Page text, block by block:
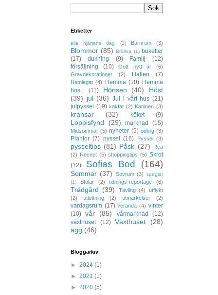
Etiketter
alla hjärtans dag (1) Barnrum (3)
Blommor (85) Bröllop (1) buketter
(17)
dukning (9) Familj
(12)
försäljning
(10) Gott nytt år
(6)
Gravdekorationer
(2) Hallen (7)
Hemlagat (4) Hemma (10) Hemma
hos...
(11) Hönsen (40)
Höst
(39) jul (36) Jul i vårt hus (21)
julpyssel
(19) kakfat (2) Kaninen (3)
kransar (32) köket (9)
Loppisfynd (29) marknad (15)
Midsommar (5) nyheter (9) odling (3)
Plantor (7) pyssel (16) Pyssel (3)
pysseltips (81) Påsk (27)
Rea
(2) Recept (5) shoppingtips (5) Skrot
(12)
Sofias Bod (164)
Sommar (37) Sovrum (3)
speglar
(1)
Stolar (2) tidnings-reportage (6)
Trädgård (39) Tävling (4)
utflykt
(2)
utlottning (2) utmärkelser (2)
vardagsrum (17) veranda (4) vinter
(10) vår (85) vårmarknad
(12)
växthuset
(12) Växthuset
(28)
ägg (46)
Bloggarkiv
► 2024 (1)
► 2021 (1)
► 2020 (5)